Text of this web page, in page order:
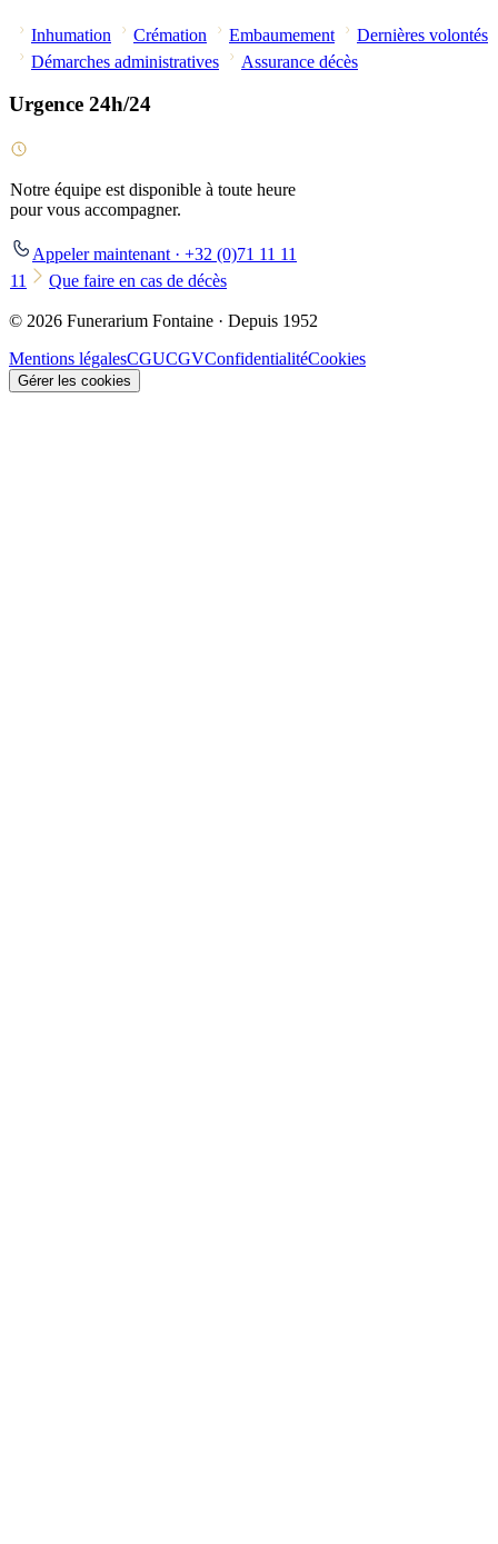
Inhumation Crémation Embaumement
Dernières volontés
Démarches administratives
Assurance décès
Urgence 24h/24
Notre équipe est disponible à toute heure
pour vous accompagner.
Appeler maintenant · +32 (0)71 11 11
11
Que faire en cas de décès
© 2026 Funerarium Fontaine · Depuis 1952
Mentions légalesCGUCGVConfidentialitéCookies
Gérer les cookies